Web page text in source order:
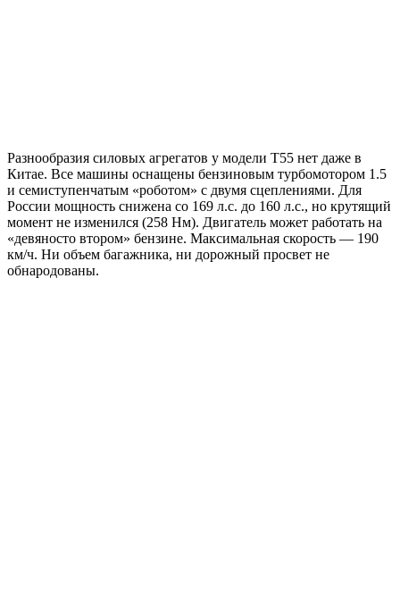
Разнообразия силовых агрегатов у модели T55 нет даже в
Китае. Все машины оснащены бензиновым турбомотором 1.5
и семиступенчатым «роботом» с двумя сцеплениями. Для
России мощность снижена со 169 л.с. до 160 л.с., но крутящий
момент не изменился (258 Нм). Двигатель может работать на
«девяносто втором» бензине. Максимальная скорость — 190
км/ч. Ни объем багажника, ни дорожный просвет не
обнародованы.